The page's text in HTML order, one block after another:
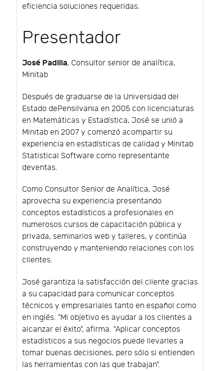
eficiencia soluciones requeridas.
Presentador
José Padilla, Consultor senior de analítica,
Minitab
Después de graduarse de la Universidad del
Estado dePensilvania en 2005 con licenciaturas
en Matemáticas y Estadística, José se unió a
Minitab en 2007 y comenzó acompartir su
experiencia en estadísticas de calidad y Minitab
Statistical Software como representante
deventas.
Como Consultor Senior de Analítica, José
aprovecha su experiencia presentando
conceptos estadísticos a profesionales en
numerosos cursos de capacitación pública y
privada, seminarios web y talleres, y continúa
construyendo y manteniendo relaciones con los
clientes.
José garantiza la satisfacción del cliente gracias
a su capacidad para comunicar conceptos
técnicos y empresariales tanto en español como
en inglés. "Mi objetivo es ayudar a los clientes a
alcanzar el éxito", afirma. "Aplicar conceptos
estadísticos a sus negocios puede llevarles a
tomar buenas decisiones, pero sólo si entienden
las herramientas con las que trabajan".​